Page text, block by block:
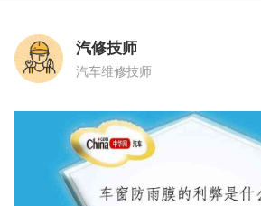
汽修技师
汽车维修技师